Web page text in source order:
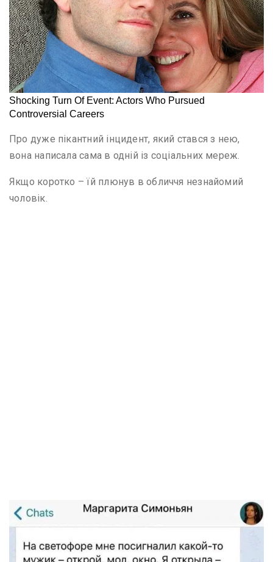
Про дуже пікантний інцидент, який стався з нею,
вона написала сама в одній із соціальних мереж.
Якщо коротко – їй плюнув в обличчя незнайомий
чоловік.